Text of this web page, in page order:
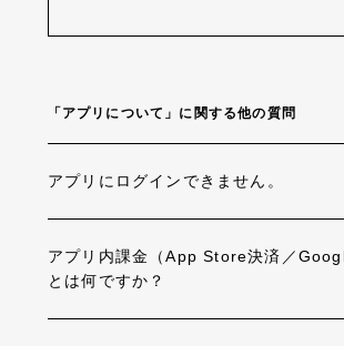
「アプリについて」に関する他の質問
アプリにログインできません。
アプリ内課金（App Store決済／
とは何ですか？